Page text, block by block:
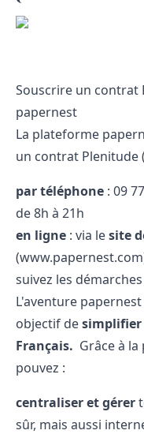
Souscrire un contrat
papernest
La plateforme
un contrat Plenitude
par téléphone : 09
de 8h à 21h
en ligne : via lesite
suivez les
L'aventure
objectif desimplifier
Français. Grâce à
pouvez :
centraliser et gérer
sûr, mais aussi